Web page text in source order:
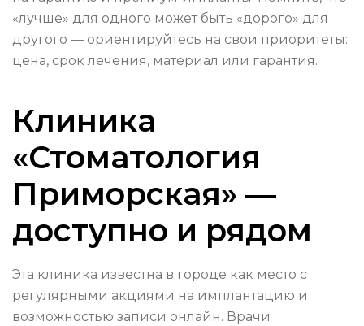
«лучше» для одного может быть «дорого» для
другого — ориентируйтесь на свои приоритеты:
цена, срок лечения, материал или гарантия.
Клиника
«Стоматология
Приморская» —
доступно и рядом
Эта клиника известна в городе как место с
регулярными акциями на имплантацию и
возможностью записи онлайн. Врачи